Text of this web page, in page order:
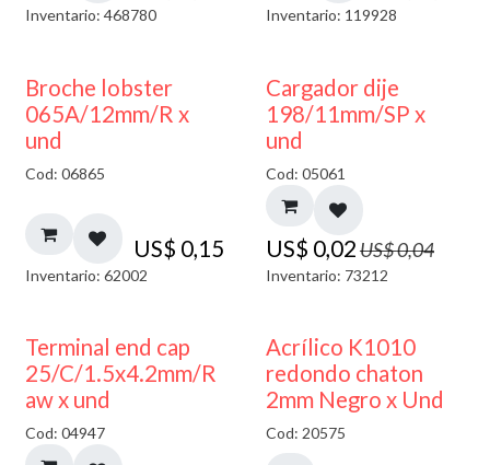
Inventario: 468780 Inventario: 119928
Broche lobster
065A/12mm/R x
und
Cod: 06865
US$ 0,15
Inventario: 62002
50% DESCUENTO
Cargador dije
198/11mm/SP x
und
Cod: 05061
US$ 0,02US$0,04
Inventario: 73212
Terminal end cap
25/C/1.5x4.2mm/R
aw x und
Cod: 04947 50% DESCUENTO
Acrílico K1010
redondo chaton
2mm Negro x Und
Cod: 20575